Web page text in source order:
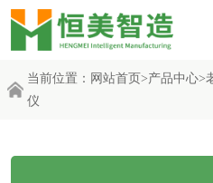
当前位置： 网站首页 >产品中心>
仪